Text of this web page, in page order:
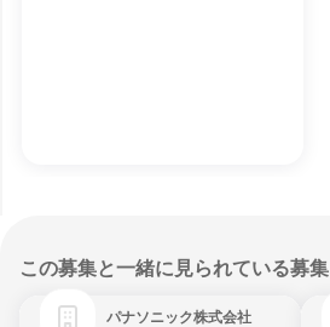
この募集と一緒に見られている募集
パナソニック株式会社